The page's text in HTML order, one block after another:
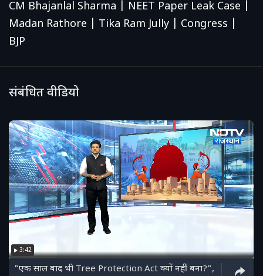
CM Bhajanlal Sharma | NEET Paper Leak Case |
Madan Rathore | Tika Ram Jully | Congress |
BJP
संबंधित वीडियो
3:42
"एक साल बाद भी Tree Protection Act क्यों नहीं बना?",